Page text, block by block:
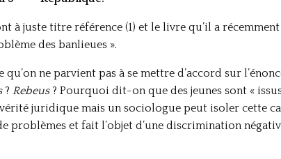
à juste titre référence (1) et le livre qu’il a
des banlieues ».
ne parvient pas à se mettre d’accord sur
? Rebeus? Pourquoi dit-on que des jeunes sont «
vérité juridique mais un sociologue peut isoler cette
problèmes et fait l’objet d’une discrimination